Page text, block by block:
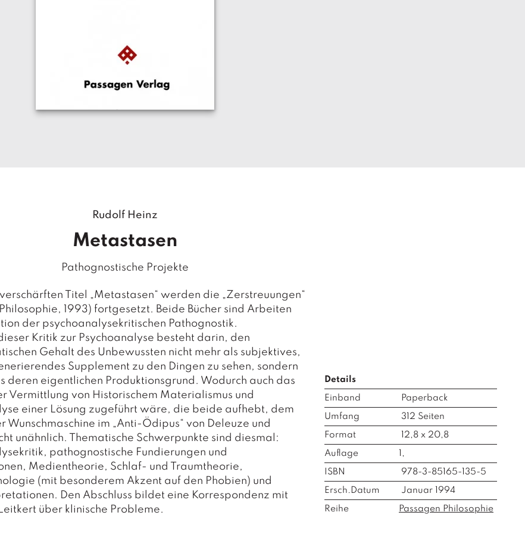
Rudolf Heinz
Metastasen
Pathognostische Projekte
Titel „Metastasen“ werden die „Zerstreuungen“
1993) fortgesetzt. Beide Bücher sind Arbeiten
der psychoanalysekritischen Pathognostik.
Kritik zur Psychoanalyse besteht darin, den
Gehalt des Unbewussten nicht mehr als subjektives,
Supplement zu den Dingen zu sehen, sondern
deren eigentlichen Produktionsgrund. Wodurch auch das
Vermittlung von Historischem Materialismus und
einer Lösung zugeführt wäre, die beide aufhebt, dem
Wunschmaschine im „Anti-Ödipus“ von Deleuze und
unähnlich. Thematische Schwerpunkte sind diesmal:
pathognostische Fundierungen und
Medientheorie, Schlaf- und Traumtheorie,
(mit besonderem Akzent auf den Phobien) und
Den Abschluss bildet eine Korrespondenz mit
über klinische Probleme.
Details
Einband
Paperback
Umfang
312 Seiten
Format
12,8 x 20,8
Auflage
1,
ISBN
978-3-85165-135-5
Ersch.Datum
Januar 1994
Reihe
Passagen Philosophie